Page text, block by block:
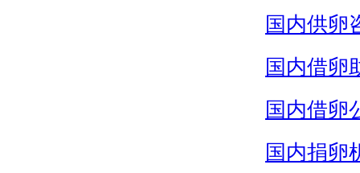
国内供卵
国内借卵
国内借卵
国内捐卵